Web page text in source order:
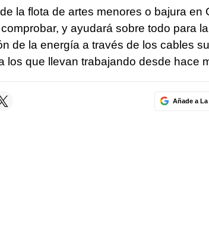
la flota de artes menores o bajura en
y ayudará sobre todo para
de la energía a través de los cables
los que llevan trabajando desde hace
Añade a